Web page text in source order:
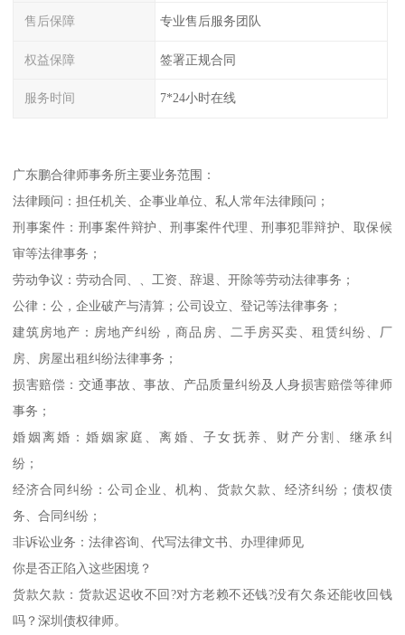
售后保障 专业售后服务团队
权益保障 签署正规合同
服务时间 7*24小时在线
广东鹏合律师事务所主要业务范围：
法律顾问：担任机关、企事业单位、私人常年法律顾问；
刑事案件：刑事案件辩护、刑事案件代理、刑事犯罪辩护、取保候
审等法律事务；
劳动争议：劳动合同、、工资、辞退、开除等劳动法律事务；
公律：公，企业破产与清算；公司设立、登记等法律事务；
建筑房地产：房地产纠纷，商品房、二手房买卖、租赁纠纷、厂
房、房屋出租纠纷法律事务；
损害赔偿：交通事故、事故、产品质量纠纷及人身损害赔偿等律师
事务；
婚姻离婚：婚姻家庭、离婚、子女抚养、财产分割、继承纠
纷；
经济合同纠纷：公司企业、机构、货款欠款、经济纠纷；债权债
务、合同纠纷；
非诉讼业务：法律咨询、代写法律文书、办理律师见
你是否正陷入这些困境？
货款欠款：货款迟迟收不回?对方老赖不还钱?没有欠条还能收回钱
吗？深圳债权律师。